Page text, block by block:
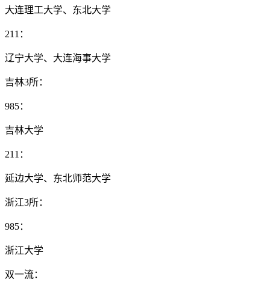
大连理工大学、东北大学
211：
辽宁大学、大连海事大学
吉林3所：
985：
吉林大学
211：
延边大学、东北师范大学
浙江3所：
985：
浙江大学
双一流：